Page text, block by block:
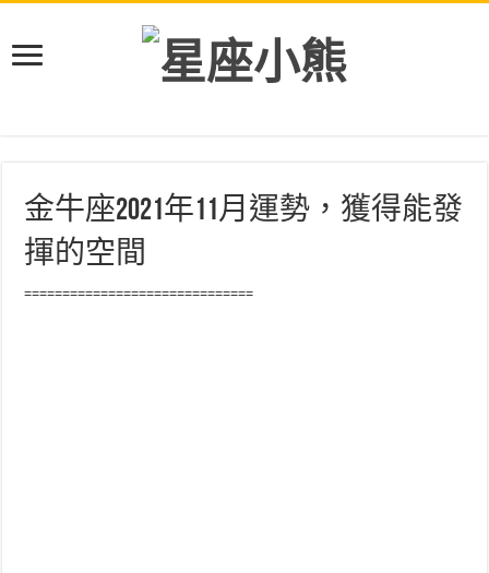
金牛座2021年11月運勢，獲得能發
揮的空間
==============================